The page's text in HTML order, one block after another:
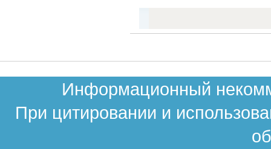
Информационный
При цитировании и